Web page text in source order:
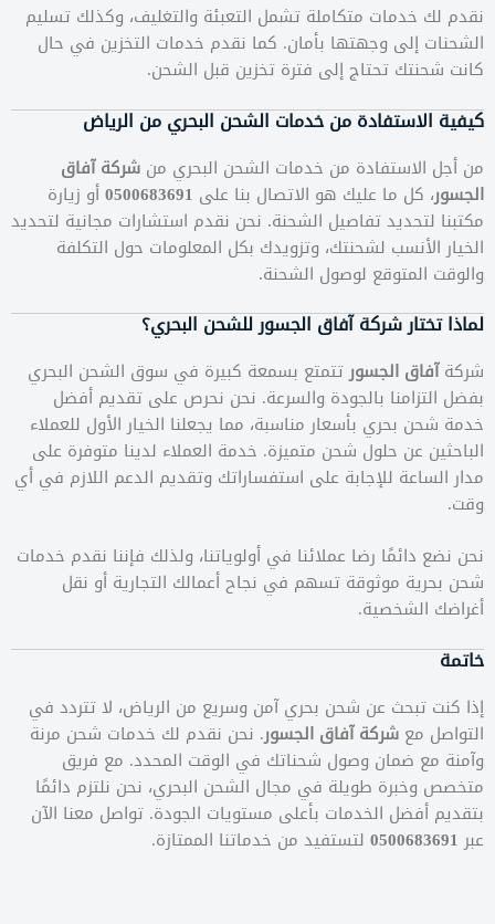
نقدم لك خدمات متكاملة تشمل التعبئة والتغليف، وكذلك تسليم
الشحنات إلى وجهتها بأمان. كما نقدم خدمات التخزين في حال
كانت شحنتك تحتاج إلى فترة تخزين قبل الشحن.
كيفية الاستفادة من خدمات الشحن البحري من الرياض
من أجل الاستفادة من خدمات الشحن البحري من شركة آفاق
الجسور، كل ما عليك هو الاتصال بنا على 0500683691أو زيارة
مكتبنا لتحديد تفاصيل الشحنة. نحن نقدم استشارات مجانية لتحديد
الخيار الأنسب لشحنتك، وتزويدك بكل المعلومات حول التكلفة
والوقت المتوقع لوصول الشحنة.
لماذا تختار شركة آفاق الجسور للشحن البحري؟
شركةآفاق الجسورتتمتع بسمعة كبيرة في سوق الشحن البحري
بفضل التزامنا بالجودة والسرعة. نحن نحرص على تقديم أفضل
خدمة شحن بحري بأسعار مناسبة، مما يجعلنا الخيار الأول للعملاء
الباحثين عن حلول شحن متميزة. خدمة العملاء لدينا متوفرة على
مدار الساعة للإجابة على استفساراتك وتقديم الدعم اللازم في أي
وقت.
نحن نضع دائمًا رضا عملائنا في أولوياتنا، ولذلك فإننا نقدم خدمات
شحن بحرية موثوقة تسهم في نجاح أعمالك التجارية أو نقل
أغراضك الشخصية.
خاتمة
إذا كنت تبحث عن شحن بحري آمن وسريع من الرياض، لا تتردد في
التواصل مع شركة آفاق الجسور. نحن نقدم لك خدمات شحن مرنة
وآمنة مع ضمان وصول شحناتك في الوقت المحدد. مع فريق
متخصص وخبرة طويلة في مجال الشحن البحري، نحن نلتزم دائمًا
بتقديم أفضل الخدمات بأعلى مستويات الجودة. تواصل معنا الآن
عبر 0500683691 لتستفيد من خدماتنا الممتازة.